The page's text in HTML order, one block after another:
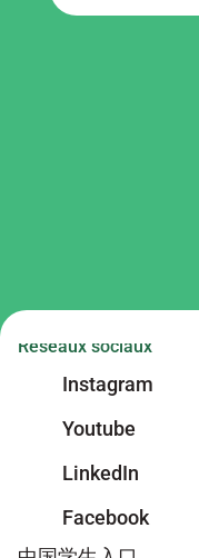
Réseaux sociaux
Instagram
Youtube
LinkedIn
Facebook